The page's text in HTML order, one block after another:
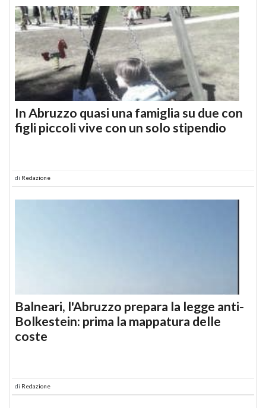
In Abruzzo quasi una famiglia su due con
figli piccoli vive con un solo stipendio
di Redazione
Balneari, l'Abruzzo prepara la legge anti-
Bolkestein: prima la mappatura delle
coste
di Redazione